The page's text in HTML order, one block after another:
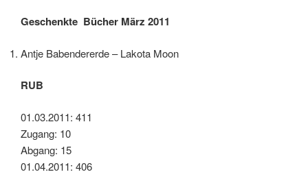
Geschenkte Bücher März 2011
Antje Babendererde – Lakota Moon
RUB
01.03.2011: 411
Zugang: 10
Abgang: 15
01.04.2011: 406